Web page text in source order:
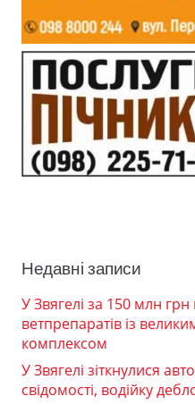
Недавні записи
У Звягелі за 150 млн
ветпрепаратів із
комплексом
У Звягелі зіткнулися
свідомості, водійку